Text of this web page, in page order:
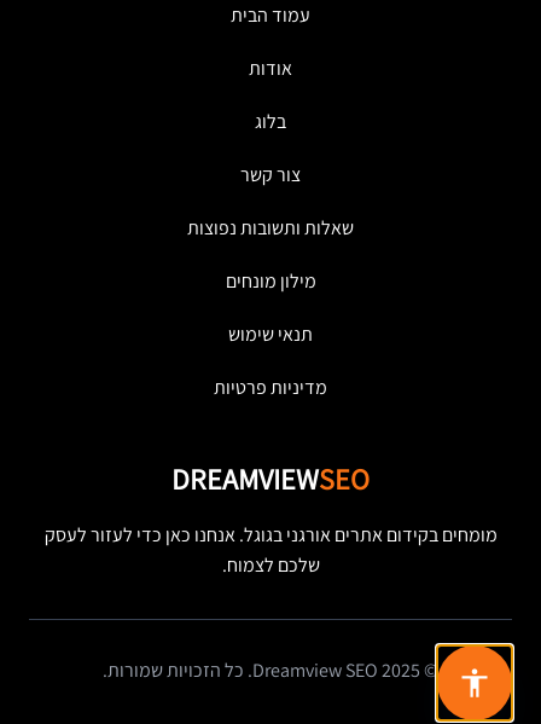
עמוד הבית
אודות
בלוג
צור קשר
שאלות ותשובות נפוצות
מילון מונחים
תנאי שימוש
מדיניות פרטיות
DREAMVIEWSEO
מומחים בקידום אתרים אורגני בגוגל. אנחנו כאן כדי לעזור לעסק
שלכם לצמוח.
© 2025 Dreamview SEO. כל הזכויות שמורות.